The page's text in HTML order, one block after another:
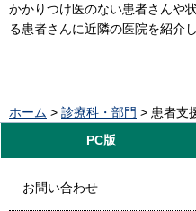
かかりつけ医のない患者さんや
る患者さんに近隣の医院を紹介し
ホーム > 診療科・部門 > 患者支
PC版
お問い合わせ